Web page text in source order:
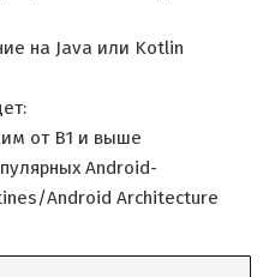
на Java или Kotlin
от B1 и выше
Android-
Android Architecture